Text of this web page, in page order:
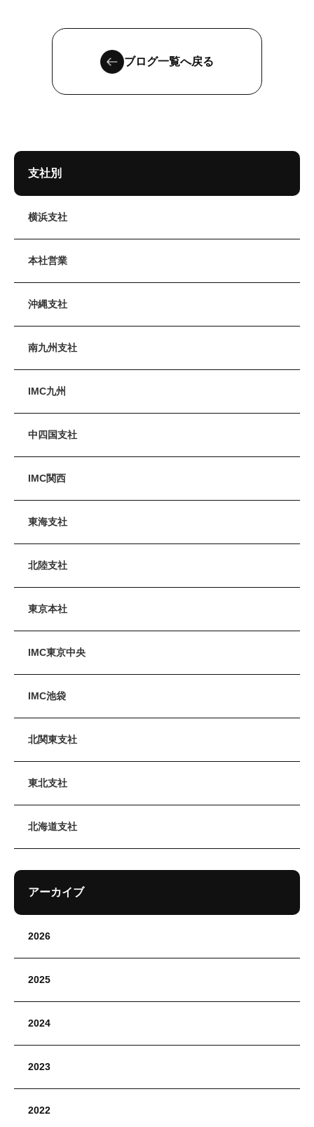
ブログ一覧へ戻る
支社別
横浜支社
本社営業
沖縄支社
南九州支社
IMC九州
中四国支社
IMC関西
東海支社
北陸支社
東京本社
IMC東京中央
IMC池袋
北関東支社
東北支社
北海道支社
アーカイブ
2026
2025
2024
2023
2022